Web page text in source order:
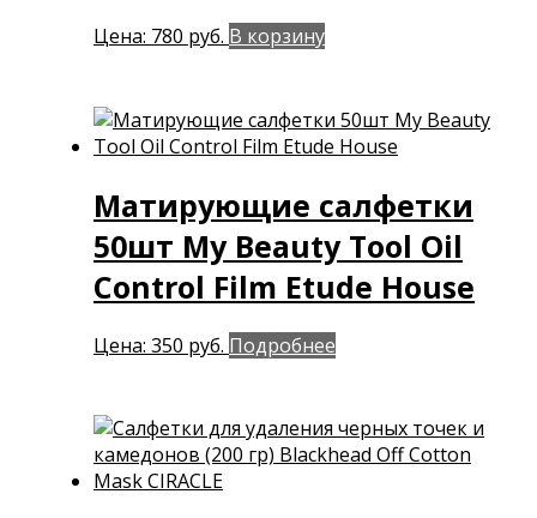
Цена: 780 руб. В корзину
Матирующие салфетки
50шт My Beauty Tool Oil
Control Film Etude House
Цена: 350 руб. Подробнее